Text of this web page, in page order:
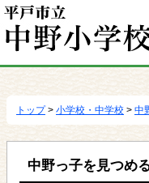
移
トップ> 小学校・中学校 > 中
中野っ子を見つめ